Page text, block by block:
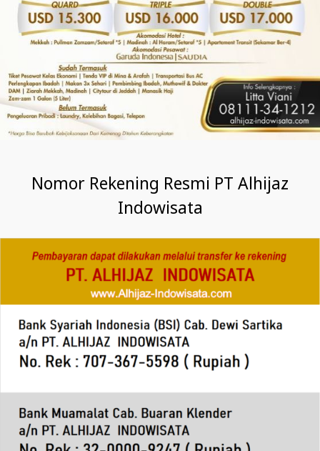
Nomor Rekening Resmi PT Alhijaz
Indowisata